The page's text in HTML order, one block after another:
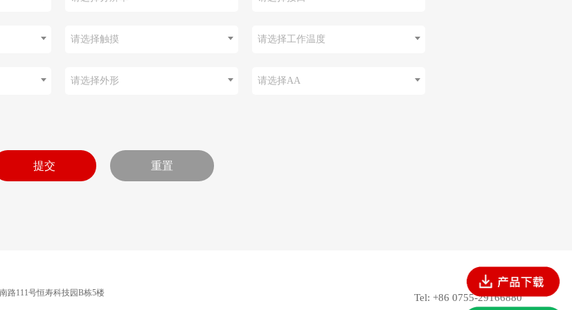
请选择触摸 请选择工作温度
请选择外形 请选择AA
路111号恒寿科技园B栋5楼
Tel: +86 0755-29166880